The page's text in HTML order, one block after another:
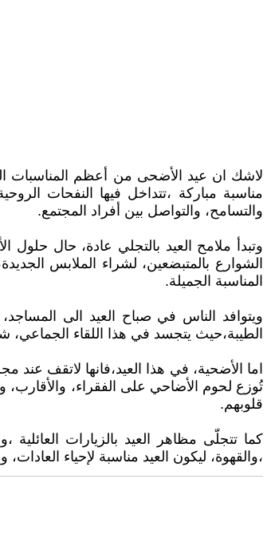
لاشك ان عيد الأضحى من أعظم المناسبات
مناسبة مباركة ،تتداخل فيها النفحات
والتسامح، والتواصل بين أفراد المجتمع.
وتبدأ ملامح العيد بالتجلي عادة، حال
الشوارع بالمتبضعين، لشراء الملابس
المناسبة الجميلة.
ويتوافد الناس في صباح العيد الى المساجد،
الطيبة،حيث يتجسد في هذا اللقاء الجماعي،
اما الأضحية، في هذا العيد،فانها لاتقف
تُوزع لحوم الأضاحي على الفقراء، والأقارب،
قلوبهم.
كما تتجلّى مظاهر العيد بالزيارات
،والقهوة، ليكون العيد مناسبة لإحياء